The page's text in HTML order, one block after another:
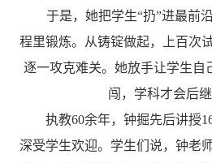
于是，她把学生“扔”进最前
程里锻炼。从铸锭做起，上百次
逐一攻克难关。她放手让学生自
闯，学科才会后
执教60余年，钟掘先后讲授
深受学生欢迎。学生们说，钟老